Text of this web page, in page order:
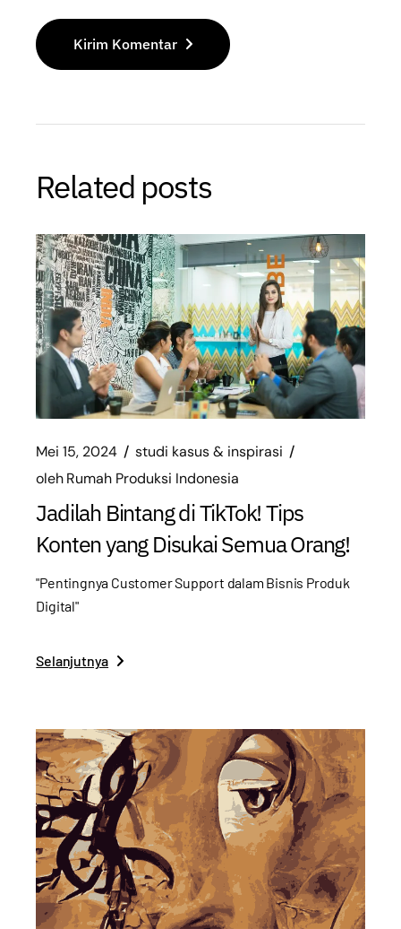
Kirim Komentar
Related posts
Mei 15, 2024
studi kasus & inspirasi
olehRumah Produksi Indonesia
Jadilah Bintang di TikTok! Tips
Konten yang Disukai Semua Orang!
"Pentingnya Customer Support dalam Bisnis Produk
Digital"
Selanjutnya